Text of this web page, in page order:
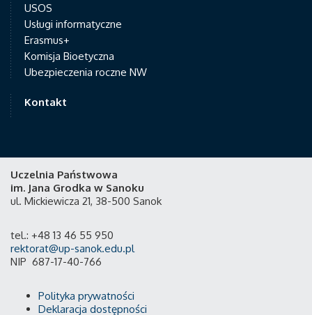
USOS
Usługi informatyczne
Erasmus+
Komisja Bioetyczna
Ubezpieczenia roczne NW
Kontakt
Uczelnia Państwowa
im. Jana Grodka w Sanoku
ul. Mickiewicza 21, 38-500 Sanok
tel.: +48 13 46 55 950
rektorat@up-sanok.edu.pl
NIP 687-17-40-766
Polityka prywatności
Deklaracja dostępności